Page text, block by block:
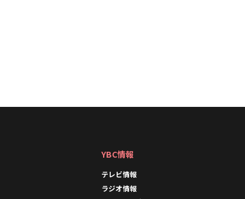
YBC情報
テレビ情報
ラジオ情報